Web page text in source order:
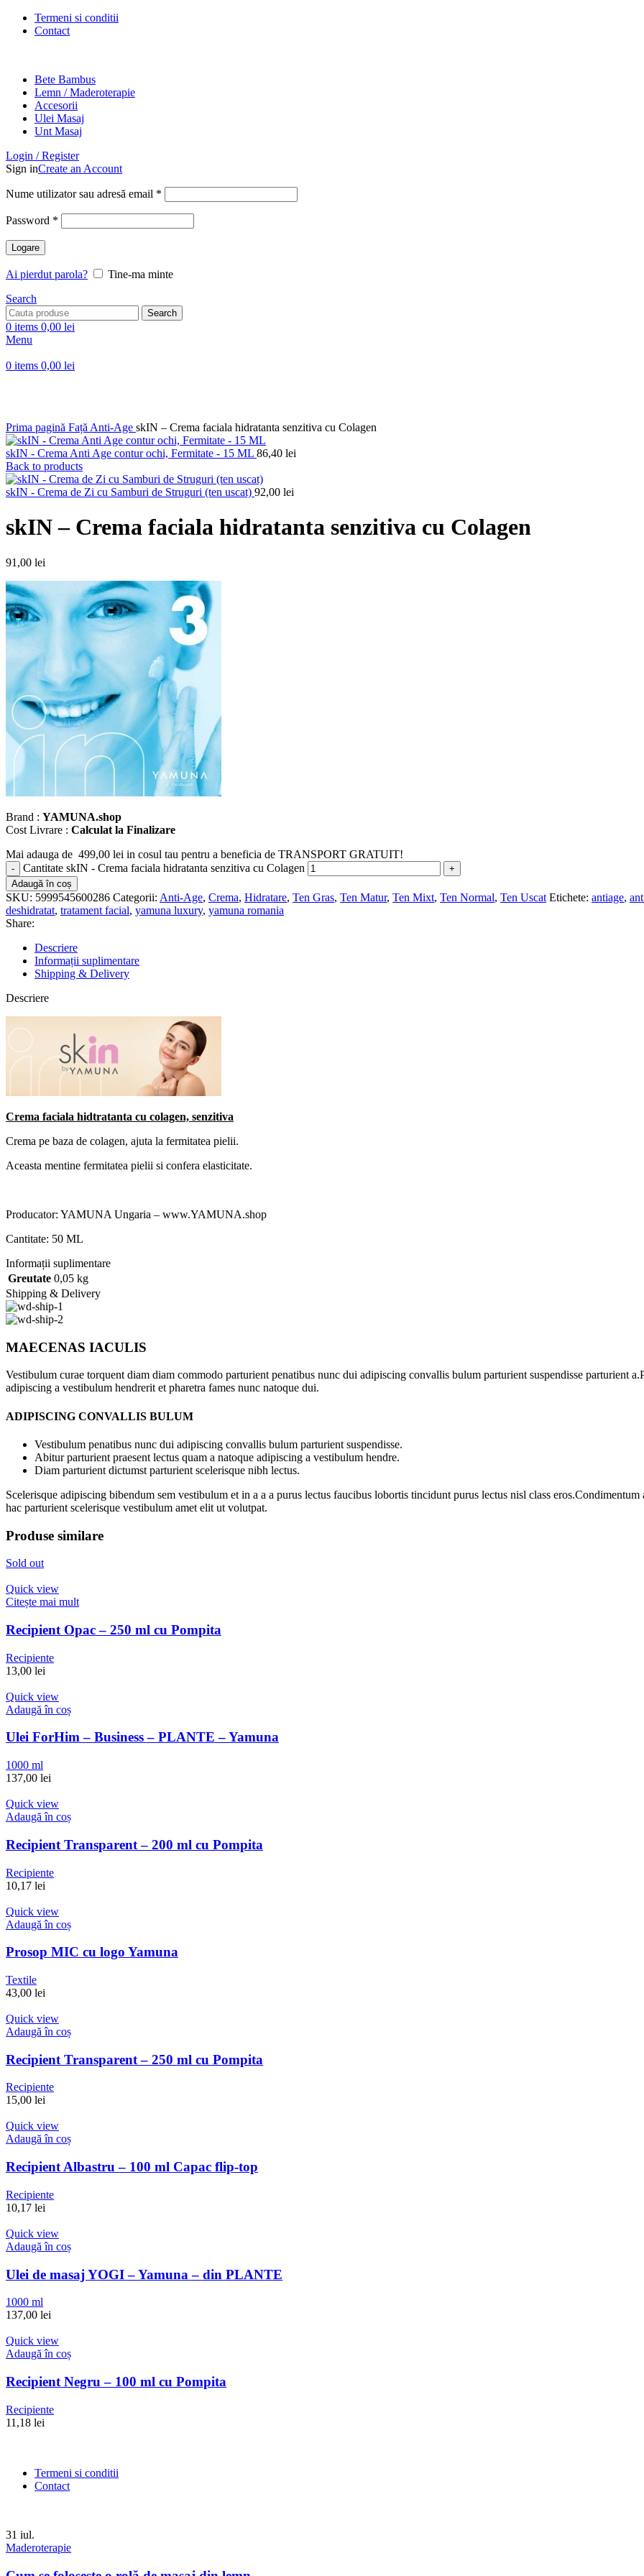
Termeni si conditii
Contact
Bete Bambus
Lemn / Maderoterapie
Accesorii
Ulei Masaj
Unt Masaj
Login / Register
Sign inCreate an Account
Nume utilizator sau adresă email *
Password *
Logare
Ai pierdut parola?
Tine-ma minte
Search
Search
0 items 0,00 lei
Menu
0 items 0,00 lei
Prima pagină Față Anti-Age skIN – Crema faciala hidratanta senzitiva cu Colagen
skIN - Crema Anti Age contur ochi, Fermitate - 15 ML 86,40 lei
Back to products
skIN - Crema de Zi cu Samburi de Struguri (ten uscat) 92,00 lei
skIN – Crema faciala hidratanta senzitiva cu Colagen
91,00 lei
Brand : YAMUNA.shop
Cost Livrare : Calculat la Finalizare
Mai adauga de 499,00 lei in cosul tau pentru a beneficia de TRANSPORT GRATUIT!
Cantitate skIN - Crema faciala hidratanta senzitiva cu Colagen
Adaugă în coș
SKU: 5999545600286 Categorii: Anti-Age, Crema, Hidratare, Ten Gras, Ten Matur, Ten Mixt, Ten Normal, Ten Uscat Etichete: antiage,
deshidratat, tratament facial, yamuna luxury, yamuna romania
Share:
Descriere
Informații suplimentare
Shipping & Delivery
Descriere
Crema faciala hidtratanta cu colagen, senzitiva
Crema pe baza de colagen, ajuta la fermitatea pielii.
Aceasta mentine fermitatea pielii si confera elasticitate.
Producator: YAMUNA Ungaria – www.YAMUNA.shop
Cantitate: 50 ML
Informații suplimentare
Greutate 0,05 kg
Shipping & Delivery
MAECENAS IACULIS
Vestibulum curae torquent diam diam commodo parturient penatibus nunc dui adipiscing convallis bulum parturient suspendisse parturient
adipiscing a vestibulum hendrerit et pharetra fames nunc natoque dui.
ADIPISCING CONVALLIS BULUM
Vestibulum penatibus nunc dui adipiscing convallis bulum parturient suspendisse.
Abitur parturient praesent lectus quam a natoque adipiscing a vestibulum hendre.
Diam parturient dictumst parturient scelerisque nibh lectus.
Scelerisque adipiscing bibendum sem vestibulum et in a a a purus lectus faucibus lobortis tincidunt purus lectus nisl class
hac parturient scelerisque vestibulum amet elit ut volutpat.
Produse similare
Sold out
Quick view
Citește mai mult
Recipient Opac – 250 ml cu Pompita
Recipiente
13,00 lei
Quick view
Adaugă în coș
Ulei ForHim – Business – PLANTE – Yamuna
1000 ml
137,00 lei
Quick view
Adaugă în coș
Recipient Transparent – 200 ml cu Pompita
Recipiente
10,17 lei
Quick view
Adaugă în coș
Prosop MIC cu logo Yamuna
Textile
43,00 lei
Quick view
Adaugă în coș
Recipient Transparent – 250 ml cu Pompita
Recipiente
15,00 lei
Quick view
Adaugă în coș
Recipient Albastru – 100 ml Capac flip-top
Recipiente
10,17 lei
Quick view
Adaugă în coș
Ulei de masaj YOGI – Yamuna – din PLANTE
1000 ml
137,00 lei
Quick view
Adaugă în coș
Recipient Negru – 100 ml cu Pompita
Recipiente
11,18 lei
Termeni si conditii
Contact
31 iul.
Maderoterapie